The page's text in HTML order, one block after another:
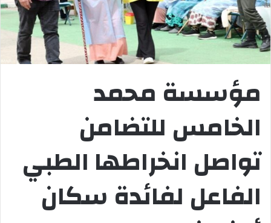
مؤسسة محمد
الخامس للتضامن
تواصل انخراطها الطبي
الفاعل لفائدة سكان